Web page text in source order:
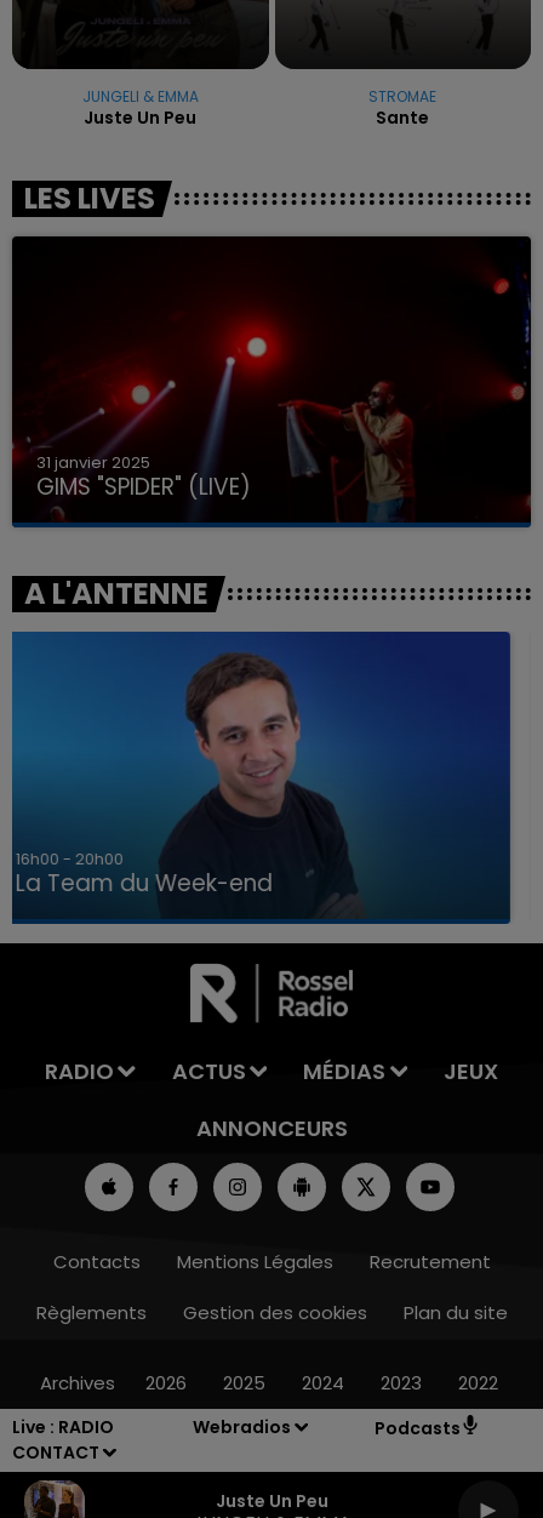
Live : RADIO
CONTACT
Webradios Podcasts
Juste Un Peu
LA TEAM DU WEEK-END
JUNGELI & EMMA
Juste Un Peu
STROMAE
Sante
LES LIVES
31 janvier 2025
GIMS "SPIDER" (LIVE)
A L'ANTENNE
7h00 - 12h00
La Team du Week-end
RADIO ACTUS MÉDIAS
JEUX
ANNONCEURS
Contacts Mentions Légales
Recrutement
Règlements
Gestion des cookies Plan du site
Archives 2026 2025 2024 2023 2022